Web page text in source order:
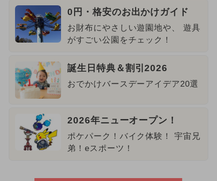
0円・格安のお出かけガイド
お財布にやさしい遊園地や、 遊具
がすごい公園をチェック！
誕生日特典＆割引2026
おでかけバースデーアイデア20選
2026年ニューオープン！
ポケパーク！バイク体験！ 宇宙兄
弟！eスポーツ！